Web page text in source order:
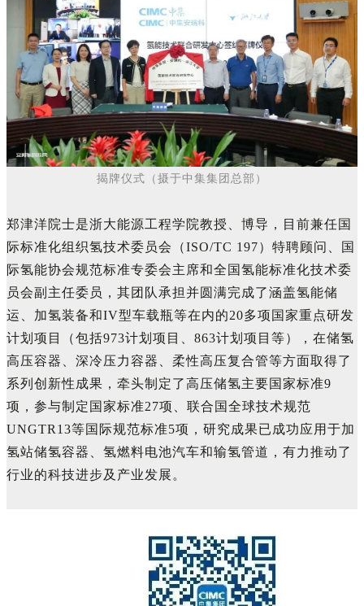
揭牌仪式（摄于中集集团总部）
郑津洋院士是浙大能源工程学院教授、博导，目前兼任国
际标准化组织氢技术委员会（ISO/TC 197）特聘顾问、国
际氢能协会规范标准专委会主席和全国氢能标准化技术委
员会副主任委员，其团队承担并圆满完成了涵盖氢能储
运、加氢装备和IV型车载瓶等在内的20多项国家重点研发
计划项目（包括973计划项目、863计划项目等），在储氢
高压容器、深冷压力容器、柔性高压复合管等方面取得了
系列创新性成果，牵头制定了高压储氢主要国家标准9
项，参与制定国家标准27项、联合国全球技术规范
UNGTR13等国际规范标准5项，研究成果已成功应用于加
氢站储氢容器、氢燃料电池汽车和输氢管道，有力推动了
行业的科技进步及产业发展。